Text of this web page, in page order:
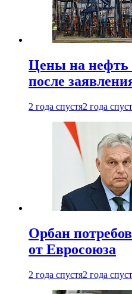
Цены на нефть
после
2 года спустя2 года
Орбан
от Евросоюза
2 года спустя2 года